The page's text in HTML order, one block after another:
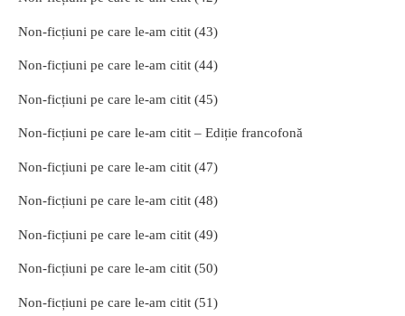
Non-ficțiuni pe care le-am citit (43)
Non-ficțiuni pe care le-am citit (44)
Non-ficțiuni pe care le-am citit (45)
Non-ficțiuni pe care le-am citit – Ediție francofonă
Non-ficțiuni pe care le-am citit (47)
Non-ficțiuni pe care le-am citit (48)
Non-ficțiuni pe care le-am citit (49)
Non-ficțiuni pe care le-am citit (50)
Non-ficțiuni pe care le-am citit (51)